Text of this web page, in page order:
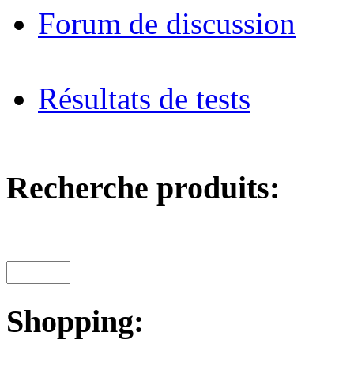
Forum de discussion
Résultats de tests
Recherche produits:
Shopping: